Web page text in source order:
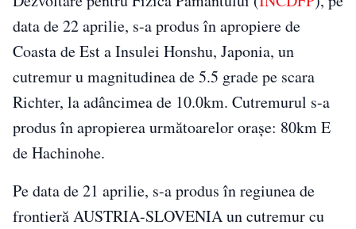
data de 22 aprilie, s-a produs în apropiere de
Coasta de Est a Insulei Honshu, Japonia, un
cutremur u magnitudinea de 5.5 grade pe scara
Richter, la adâncimea de 10.0km. Cutremurul s-a
produs în apropierea următoarelor oraşe: 80km E
de Hachinohe.
Pe data de 21 aprilie, s-a produs în regiunea de
frontieră AUSTRIA-SLOVENIA un cutremur cu